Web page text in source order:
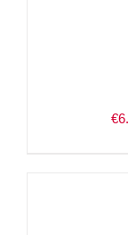
€